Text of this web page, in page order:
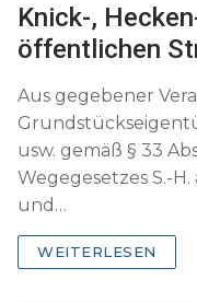
Knick-,
öffentlichen
Aus gegebener
usw. gemäß § 33
Wegegesetzes S.-
und…
WEITERLESEN